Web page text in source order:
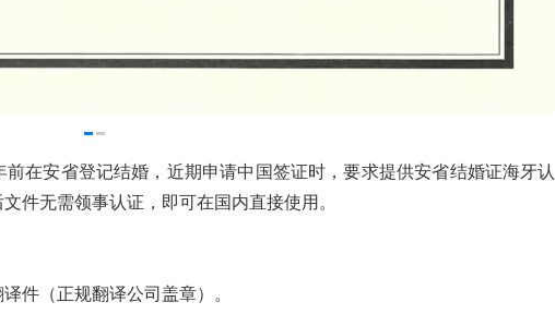
在安省登记结婚，近期申请中国签证时，要求提供安省结婚证海牙认
件无需领事认证，即可在国内直接使用。
件（正规翻译公司盖章）。